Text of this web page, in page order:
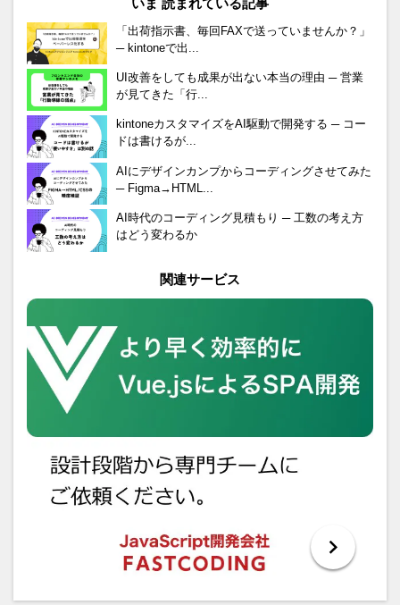
「出荷指示書、毎回FAXで送っていませんか？」
─ kintoneで出...
UI改善をしても成果が出ない本当の理由 ─ 営業
が見てきた「行...
kintoneカスタマイズをAI駆動で開発する ─ コー
ドは書けるが...
AIにデザインカンプからコーディングさせてみた
─ Figma→HTML...
AI時代のコーディング見積もり ─ 工数の考え方
はどう変わるか
関連サービス